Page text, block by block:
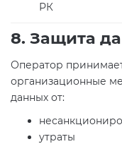
РК
8. Защита
Оператор
организационные
данных от:
утраты